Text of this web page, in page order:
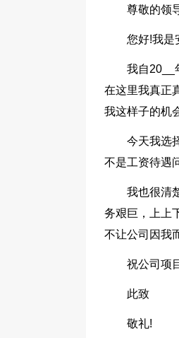
尊敬的领
您好!我是
我自20__
在这里我真正
我这样子的机
今天我选
不是工资待遇
我也很清
务艰巨，上上
不让公司因我
祝公司项
此致
敬礼!